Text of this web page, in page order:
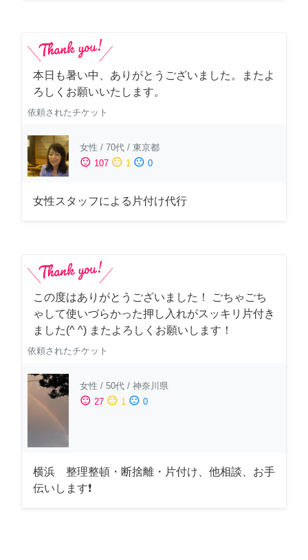
本日も暑い中、ありがとうございました。またよ
ろしくお願いいたします。
依頼されたチケット
女性 / 70代 / 東京都
sentiment_satisfied 107 sentiment_neutral 1 sentiment_dissatisfied 0
女性スタッフによる片付け代行
この度はありがとうございました！ ごちゃごち
ゃして使いづらかった押し入れがスッキリ片付き
ました(^ ^) またよろしくお願いします！
依頼されたチケット
女性 / 50代 / 神奈川県
sentiment_satisfied 27 sentiment_neutral 1 sentiment_dissatisfied 0
横浜 整理整頓・断捨離・片付け、他相談、お手
伝いします❗